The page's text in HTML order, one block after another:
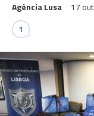
Agência Lusa 17
1